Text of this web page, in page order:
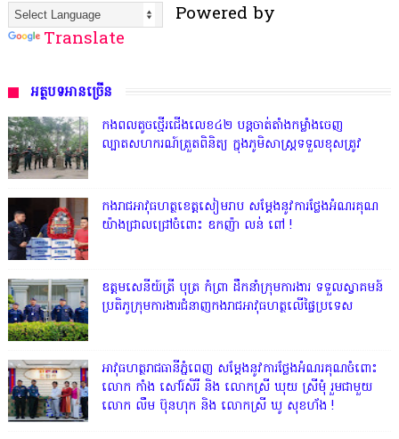
Powered by
Translate
អត្ថបទអានច្រើន
កងពលតូចថ្មើរជើងលេខ៤២ បន្តចាត់តាំងកម្លាំងចេញ
ល្បាតសហករណ៍ត្រួតពិនិត្យ ក្នុងភូមិសាស្រ្តទទួលខុសត្រូវ
កងរាជអាវុធហត្ថខេត្តសៀមរាប សម្តែងនូវការថ្លែងអំណរគុណ
យ៉ាងជ្រាលជ្រៅចំពោះ ឧកញ៉ា លន់ ពៅ !
ឧត្តមសេនីយ៍ត្រី បុត្រ កំព្រា ដឹកនាំក្រុមការងារ ទទួលស្វាគមន៍
ប្រតិភូក្រុមការងារជំនាញកងរាជអាវុធហត្ថលើផ្ទៃប្រទេស
អាវុធហត្ថរាជធានីភ្នំពេញ សម្តែងនូវការថ្លែងអំណរគុណចំពោះ
លោក កាំង សៅរ៍សិរី និង លោកស្រី ឃុយ ស្រីមុំ រួមជាមួយ
លោក លឹម ប៊ុនហុក និង លោកស្រី ឃូ សុខហ័ង !